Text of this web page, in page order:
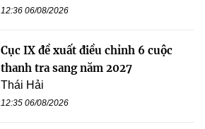
12:36 06/08/2026
Cục IX đề xuất điều chỉnh 6 cuộc
thanh tra sang năm 2027
Thái Hải
12:35 06/08/2026